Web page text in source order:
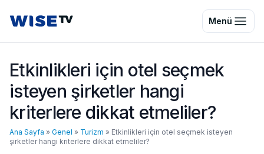
Wise TV Menü
Etkinlikleri için otel seçmek
isteyen şirketler hangi
kriterlere dikkat etmeliler?
Ana Sayfa » Genel » Turizm » Etkinlikleri için otel seçmek isteyen
şirketler hangi kriterlere dikkat etmeliler?